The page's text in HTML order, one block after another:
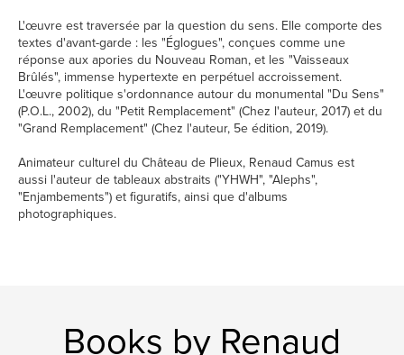
L'œuvre est traversée par la question du sens. Elle comporte des
textes d'avant-garde : les "Églogues", conçues comme une
réponse aux apories du Nouveau Roman, et les "Vaisseaux
Brûlés", immense hypertexte en perpétuel accroissement.
L'œuvre politique s'ordonnance autour du monumental "Du Sens"
(P.O.L., 2002), du "Petit Remplacement" (Chez l'auteur, 2017) et du
"Grand Remplacement" (Chez l'auteur, 5e édition, 2019).
Animateur culturel du Château de Plieux, Renaud Camus est
aussi l'auteur de tableaux abstraits ("YHWH", "Alephs",
"Enjambements") et figuratifs, ainsi que d'albums
photographiques.
Books by Renaud